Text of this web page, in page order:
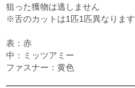
狙った獲物は逃しません
※舌のカットは1匹1匹異なります
表：赤
中：ミッツアミー
ファスナー：黄色